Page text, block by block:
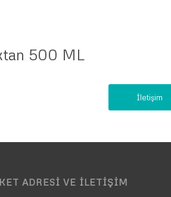
500 ML
İletişim
ADRESI VE İLETIŞIM